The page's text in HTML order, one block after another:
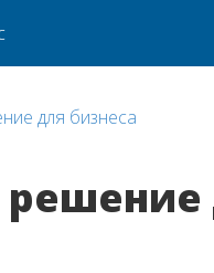
для бизнеса
решение